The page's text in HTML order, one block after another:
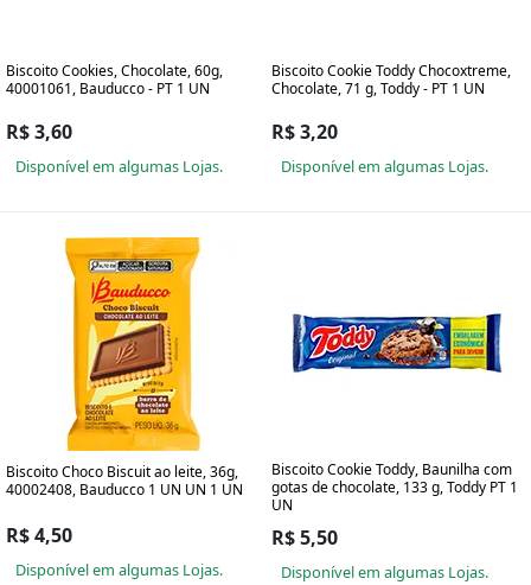
Biscoito Cookies, Chocolate, 60g,
40001061, Bauducco - PT 1 UN
R$ 3,60
Disponível em algumas Lojas.
Biscoito Cookie Toddy Chocoxtreme,
Chocolate, 71 g, Toddy - PT 1 UN
R$ 3,20
Disponível em algumas Lojas.
Biscoito Choco Biscuit ao leite, 36g,
40002408, Bauducco 1 UN UN 1 UN
R$ 4,50
Disponível em algumas Lojas.
Biscoito Cookie Toddy, Baunilha com
gotas de chocolate, 133 g, Toddy PT 1
UN
R$ 5,50
Disponível em algumas Lojas.